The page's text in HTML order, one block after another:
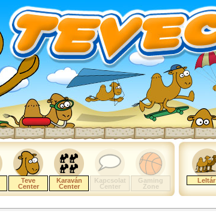
Teve
Center
Karaván
Center
Kapcsolat
Center
Gaming
Zone
Leltár